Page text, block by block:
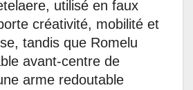
utilisé en faux
créativité, mobilité et
tandis que Romelu
avant-centre de
arme redoutable